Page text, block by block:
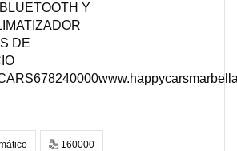
Y
DE
160000